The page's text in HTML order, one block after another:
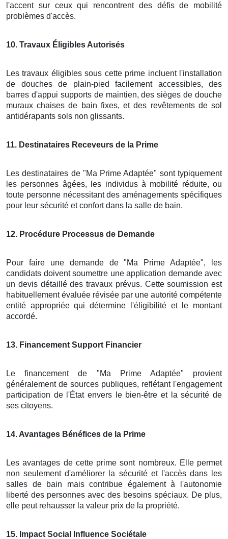
l'accent sur ceux qui rencontrent des défis de mobilité
problèmes d'accès.
10. Travaux Éligibles Autorisés
Les travaux éligibles sous cette prime incluent l'installation
de douches de plain-pied facilement accessibles, des
barres d'appui supports de maintien, des sièges de douche
muraux chaises de bain fixes, et des revêtements de sol
antidérapants sols non glissants.
11. Destinataires Receveurs de la Prime
Les destinataires de "Ma Prime Adaptée" sont typiquement
les personnes âgées, les individus à mobilité réduite, ou
toute personne nécessitant des aménagements spécifiques
pour leur sécurité et confort dans la salle de bain.
12. Procédure Processus de Demande
Pour faire une demande de "Ma Prime Adaptée", les
candidats doivent soumettre une application demande avec
un devis détaillé des travaux prévus. Cette soumission est
habituellement évaluée révisée par une autorité compétente
entité appropriée qui détermine l'éligibilité et le montant
accordé.
13. Financement Support Financier
Le financement de "Ma Prime Adaptée" provient
généralement de sources publiques, reflétant l'engagement
participation de l'État envers le bien-être et la sécurité de
ses citoyens.
14. Avantages Bénéfices de la Prime
Les avantages de cette prime sont nombreux. Elle permet
non seulement d'améliorer la sécurité et l'accès dans les
salles de bain mais contribue également à l'autonomie
liberté des personnes avec des besoins spéciaux. De plus,
elle peut rehausser la valeur prix de la propriété.
15. Impact Social Influence Sociétale